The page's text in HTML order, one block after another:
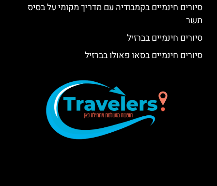
סיורים חינמיים בקמבודיה עם מדריך מקומי על בסיס
תשר
סיורים חינמיים בברזיל
סיורים חינמיים בסאו פאולו בברזיל